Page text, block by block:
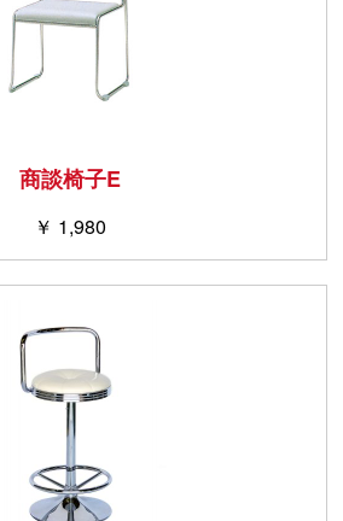
商談椅子E
￥ 1,980